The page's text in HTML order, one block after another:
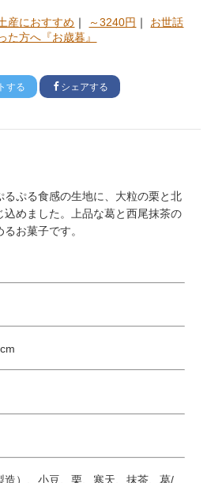
産におすすめ ｜ ～3240円 ｜ お世話
た方へ『お歳暮』
する シェアする
るぷる食感の生地に、大粒の栗と北
込めました。上品な葛と西尾抹茶の
お菓子です。
造）、小豆、栗、寒天、抹茶、葛/